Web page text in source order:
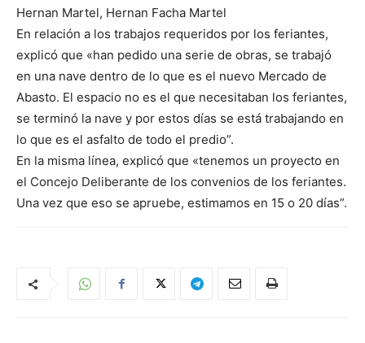
Hernan Martel, Hernan Facha Martel
En relación a los trabajos requeridos por los feriantes,
explicó que «han pedido una serie de obras, se trabajó
en una nave dentro de lo que es el nuevo Mercado de
Abasto. El espacio no es el que necesitaban los feriantes,
se terminó la nave y por estos días se está trabajando en
lo que es el asfalto de todo el predio”.
En la misma línea, explicó que «tenemos un proyecto en
el Concejo Deliberante de los convenios de los feriantes.
Una vez que eso se apruebe, estimamos en 15 o 20 días”.